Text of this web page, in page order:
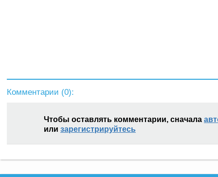
Комментарии (0):
Чтобы оставлять комментарии, сначала
или зарегистрируйтесь